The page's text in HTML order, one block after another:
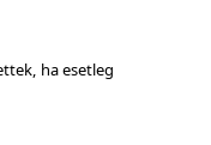
ha esetleg